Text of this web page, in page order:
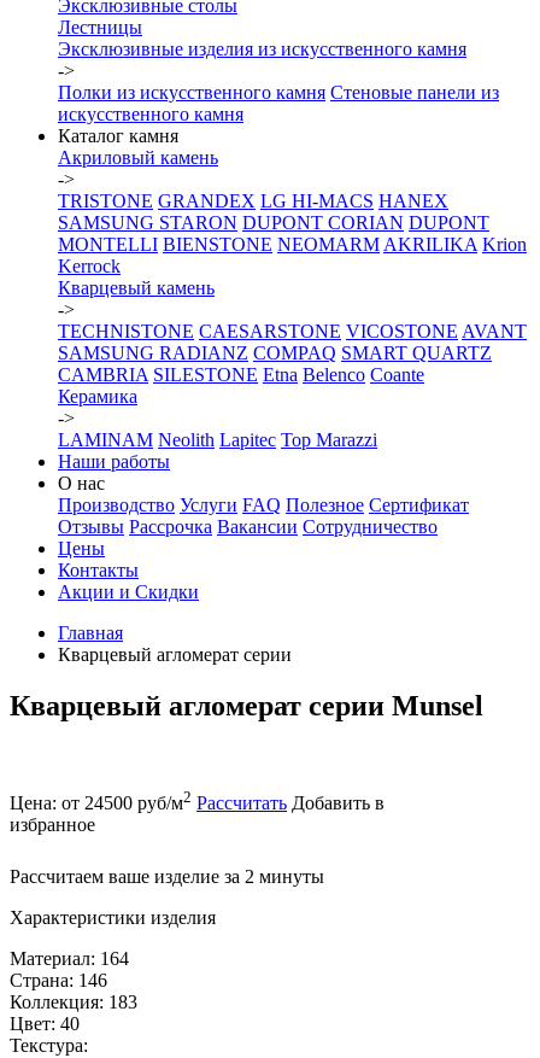
Эксклюзивные столы
Лестницы
Эксклюзивные изделия из искусственного камня
->
Полки из искусственного камня Стеновые панели из
искусственного камня
Каталог камня
Акриловый камень
->
TRISTONE GRANDEX LG HI-MACS HANEX
SAMSUNG STARON DUPONT CORIAN DUPONT
MONTELLI BIENSTONE NEOMARM AKRILIKA Krion
Kerrock
Кварцевый камень
->
TECHNISTONE CAESARSTONE VICOSTONE AVANT
SAMSUNG RADIANZ COMPAQ SMART QUARTZ
CAMBRIA SILESTONE Etna Belenco Coante
Керамика
->
LAMINAM Neolith Lapitec Top Marazzi
Наши работы
О нас
Производство Услуги FAQ Полезное Сертификат
Отзывы Рассрочка Вакансии Сотрудничество
Цены
Контакты
Акции и Скидки
Главная
Кварцевый агломерат серии
Кварцевый агломерат серии Munsel
Цена: от 24500 руб/м2 Рассчитать Добавить в
избранное
Рассчитаем ваше изделие за 2 минуты
Характеристики изделия
Материал: 164
Страна: 146
Коллекция: 183
Цвет: 40
Текстура: